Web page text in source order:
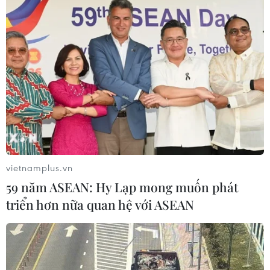
Kế hoạch hành động phòng, chống
bão, lũ, thiên tai cực đoan và biến đổi
khí hậu
06/08/2026 23:00
Xem thêm
CƠ QUAN CHỦ QUẢN: THÔNG TẤN XÃ VIỆT NAM
Phó Tổng Biên tập: NGUYỄN THỊ TÁM, KHÚC THANH
THỦY
vietnamplus.vn
59 năm ASEAN: Hy Lạp mong muốn phát
triển hơn nữa quan hệ với ASEAN